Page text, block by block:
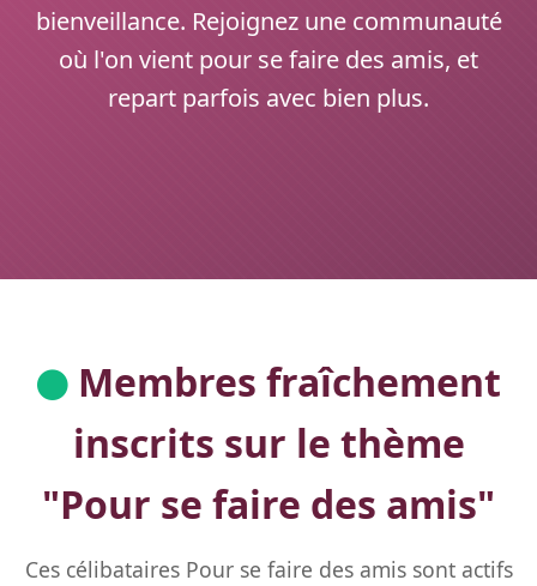
bienveillance. Rejoignez une communauté
où l'on vient pour se faire des amis, et
repart parfois avec bien plus.
Membres fraîchement
inscrits sur le thème
"Pour se faire des amis"
Ces célibataires Pour se faire des amis sont actifs